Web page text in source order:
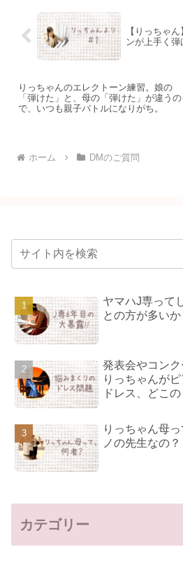
【りっちゃ
ンが上手く
りっちゃんのエレクトーン練習。娘の
「弾けた」と、母の「弾けた」が違うの
で、いつも親子バトルになりがち。
ホーム DMのご質問
ヤマハJ専って
との方が多いか
発表会やコン
りっちゃんが
ドレス、どこの
りっちゃん母
ノの先生なの？
カテゴリー